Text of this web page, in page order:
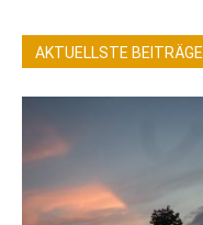
AKTUELLSTE BEITRÄGE